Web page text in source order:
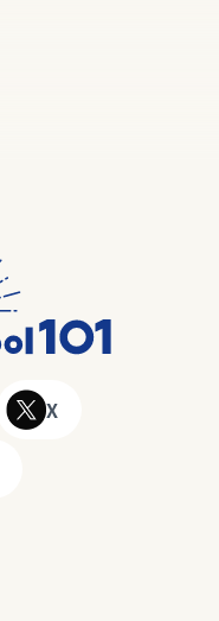
X